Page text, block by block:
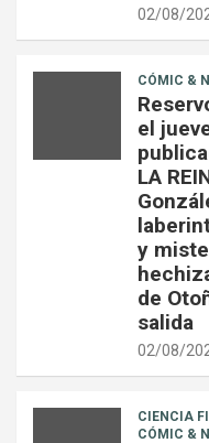
02/08/
CÓMIC &
el
LA
y
de
salida
02/08/
CIENCIA
CÓMIC &